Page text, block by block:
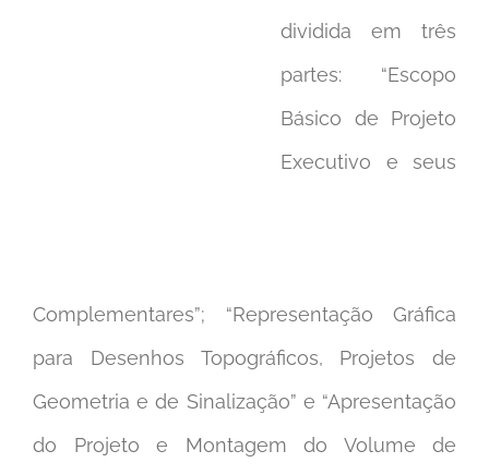
dividida em três
partes: “Escopo
Básico de Projeto
Executivo e seus
Complementares”; “Representação Gráfica
para Desenhos Topográficos, Projetos de
Geometria e de Sinalização” e “Apresentação
do Projeto e Montagem do Volume de